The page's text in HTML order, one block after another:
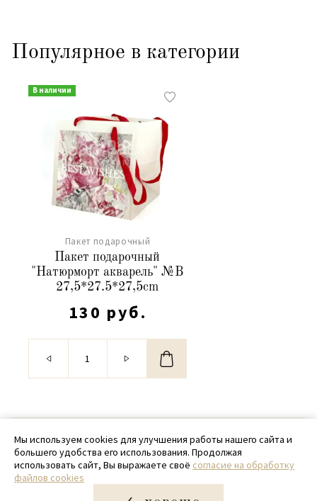
Популярное в категории
В наличии
Пакет подарочный
Пакет подарочный
"Натюрморт акварель" №В
27,5*27.5*27,5cm
130 руб.
© 2020 - 2026 SamPack
+ 7 (918) 699-97-87
zakaz@sampack.store
Мы используем cookies для улучшения работы нашего сайта и
большего удобства его использования. Продолжая
использовать сайт, Вы выражаете своё согласие на обработку
файлов cookies